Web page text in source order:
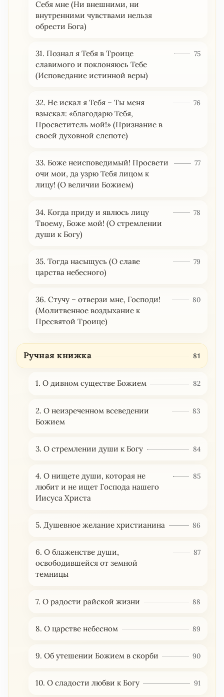
Себя мне (Ни внешними, ни
внутренними чувствами нельзя
обрести Бога)
31. Познал я Тебя в Троице
славимого и поклоняюсь Тебе
(Исповедание истинной веры)
75
32. Не искал я Тебя – Ты меня
взыскал: «благодарю Тебя,
Просветитель мой!» (Признание в
своей духовной слепоте)
76
33. Боже неисповедимый! Просвети
очи мои, да узрю Тебя лицом к
лицу! (О величии Божием)
77
34. Когда приду и явлюсь лицу
Твоему, Боже мой! (О стремлении
души к Богу)
78
35. Тогда насыщусь (О славе
царства небесного)
79
36. Стучу – отверзи мне, Господи!
(Молитвенное воздыхание к
Пресвятой Троице)
80
Ручная книжка 81
1. О дивном существе Божием 82
2. О неизреченном всеведении
Божием
83
3. О стремлении души к Богу 84
4. О нищете души, которая не
любит и не ищет Господа нашего
Иисуса Христа
85
5. Душевное желание христианина 86
6. О блаженстве души,
освободившейся от земной
темницы
87
7. О радости райской жизни 88
8. О царстве небесном 89
9. Об утешении Божием в скорби 90
10. О сладости любви к Богу 91